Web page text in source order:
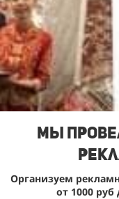
Мы
Организуем
от 1000